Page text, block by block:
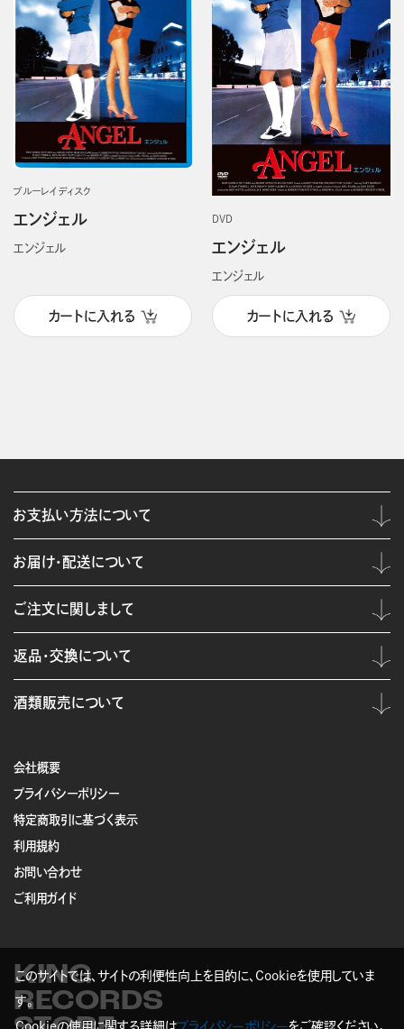
ブルーレイディスク
エンジェル
エンジェル
カートに入れる
DVD
エンジェル
エンジェル
カートに入れる
会社概要
プライバシーポリシー
特定商取引に基づく表示
利用規約
お問い合わせ
ご利用ガイド
KING
RECORDS
お支払い方法について
お届け・配送について
ご注文に関しまして
返品・交換について
酒類販売について
このサイトでは、サイトの利便性向上を目的に、Cookieを使用していま
す。